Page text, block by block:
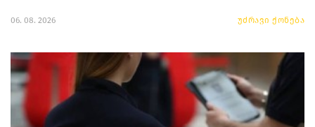
06. 08. 2026 უძრავი ქონება